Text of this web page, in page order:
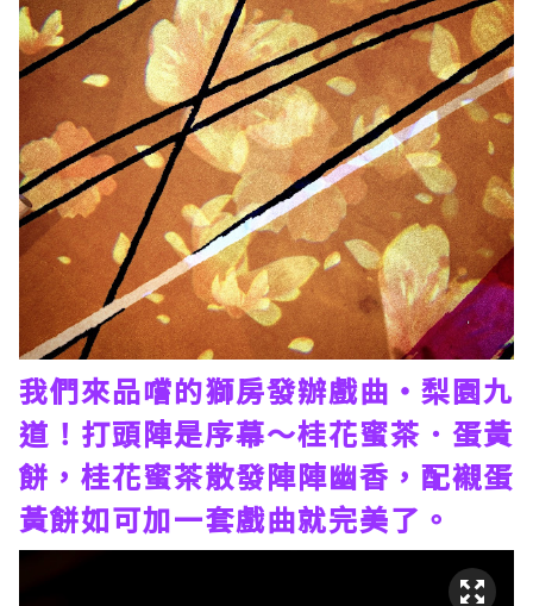
我們來品嚐的獅房發辦戲曲‧梨園九
道！打頭陣是序幕～桂花蜜茶．蛋黃
餅，桂花蜜茶散發陣陣幽香，配襯蛋
黃餅如可加一套戲曲就完美了。